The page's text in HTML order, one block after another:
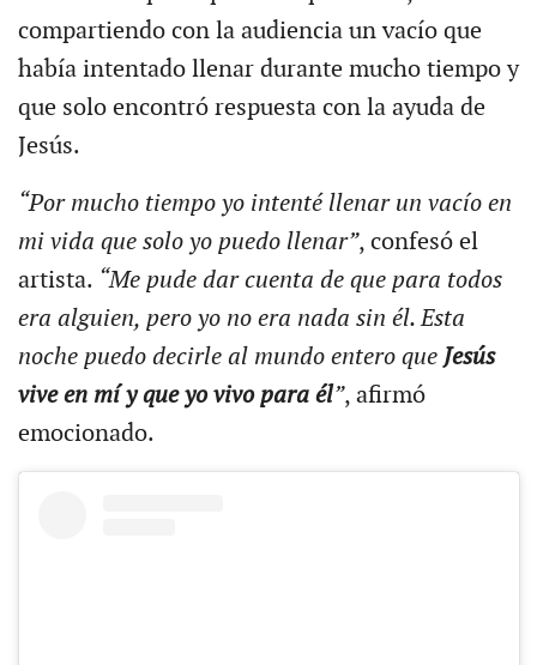
compartiendo con la audiencia un vacío que
había intentado llenar durante mucho tiempo y
que solo encontró respuesta con la ayuda de
Jesús.
“Por mucho tiempo yo intenté llenar un vacío en
mi vida que solo yo puedo llenar”, confesó el
artista. “Me pude dar cuenta de que para todos
era alguien, pero yo no era nada sin él. Esta
noche puedo decirle al mundo entero que Jesús
vive en mí y que yo vivo para él”, afirmó
emocionado.